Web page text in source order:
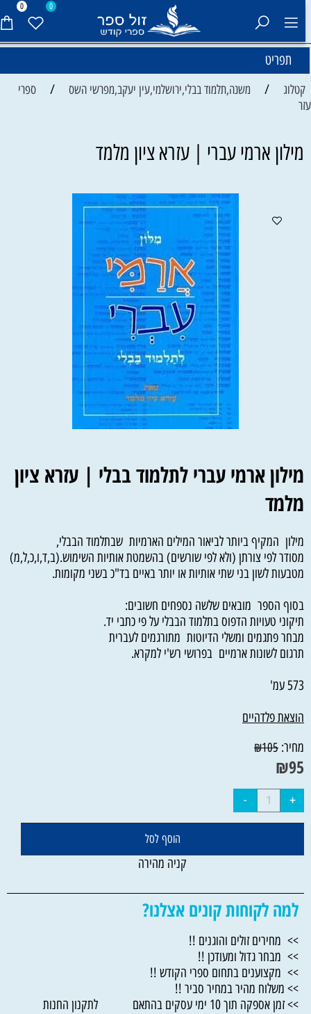
0 0
תפריט
קטלוג / משנה,תלמוד בבלי,ירושלמי,עין יעקב,מפרשי השס /
ספרי
מילון ארמי עברי | עזרא ציון מלמד
מילון ארמי עברי לתלמוד בבלי | עזרא ציון
מלמד
מילון המקיף ביותר לביאור המילים הארמיות שבתלמוד הבבלי,
מסודר לפי צורתן (ולא לפי שורשים) בהשמטת אותיות השימוש.(ב,ד,ו,כ,ל,מ)
מטבעות לשון בני שתי אותיות או יותר באיים בד"כ בשני מקומות.
בסוף הספר מובאים שלשה נספחים חשובים:
תיקוני טעויות הדפוס בתלמוד הבבלי על פי כתבי יד.
מבחר פתגמים ומשלי הדיוטות מתורגמים לעברית
תרגום לשונות ארמיים בפרושי רש'י למקרא.
573 עמ'
הוצאת פלדהיים
מחיר:
₪105
₪95
הוסף לסל
קניה מהירה
למה לקוחות קונים אצלנו?
>> מחירים זולים והוגנים !!
>> מבחר גדול ומעודכן !!
>> מקצוענים בתחום ספרי הקודש !!
>> משלוח מהיר במחיר סביר !!
>> זמן אספקה תוך 10 ימי עסקים בהתאם לתקנון החנות